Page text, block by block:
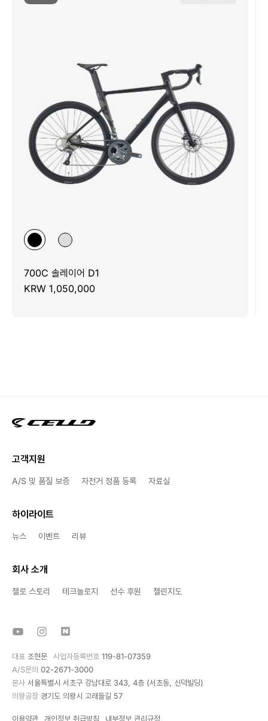
700C 솔레이어 D1
KRW 1,050,000
고객지원
A/S 및 품질 보증 자전거 정품 등록 자료실
하이라이트
뉴스 이벤트 리뷰
회사 소개
첼로 스토리 테크놀로지 선수 후원 첼린지도
대표 조현문 사업자등록번호 119-81-07359
A/S문의 02-2671-3000
본사 서울특별시 서초구 강남대로 343, 4층 (서초동, 신덕빌딩)
의왕공장 경기도 의왕시 고래들길 57
이용약관 개인정보 취급방침 내부정보 관리규정